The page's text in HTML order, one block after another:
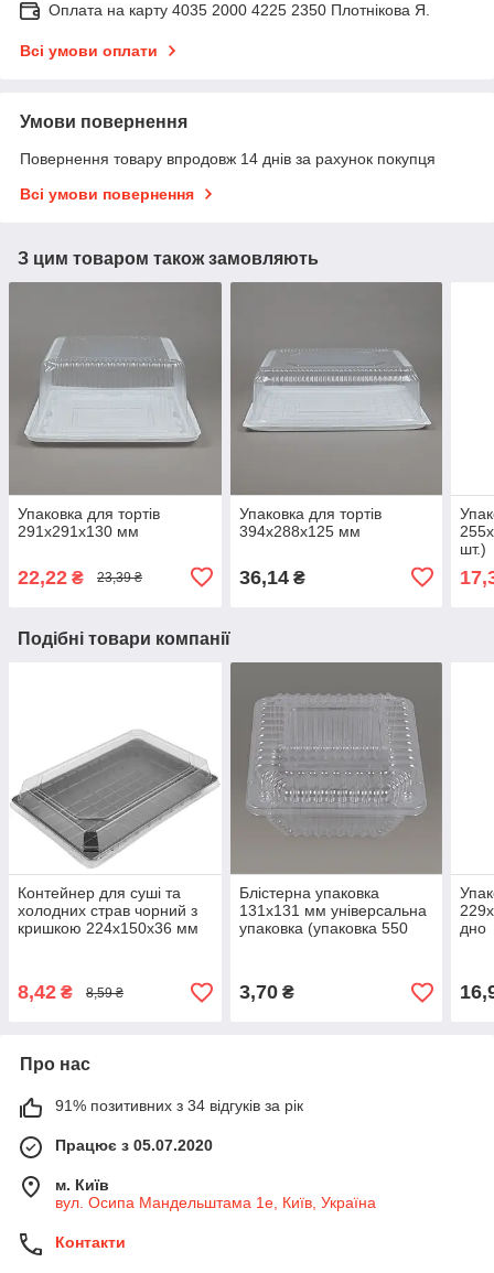
Оплата на карту 4035 2000 4225 2350 Плотнікова Я.
Всі умови оплати
Умови повернення
Повернення товару впродовж 14 днів за рахунок покупця
Всі умови повернення
З цим товаром також замовляють
Упаковка для тортів
291х291х130 мм
22,22 ₴ 23,39 ₴
Упаковка для тортів
394х288х125 мм
36,14₴
шт.)
Подібні товари компанії
Контейнер для суші та
холодних страв чорний з
кришкою 224х150х36 мм
8,42 ₴ 8,59 ₴
Блістерна упаковка
131х131 мм універсальна
упаковка (упаковка 550
3,70₴
дно
Про нас
91% позитивних з 34 відгуків за рік
Працює з 05.07.2020
м. Київ
вул. Осипа Мандельштама 1е, Київ, Україна
Контакти